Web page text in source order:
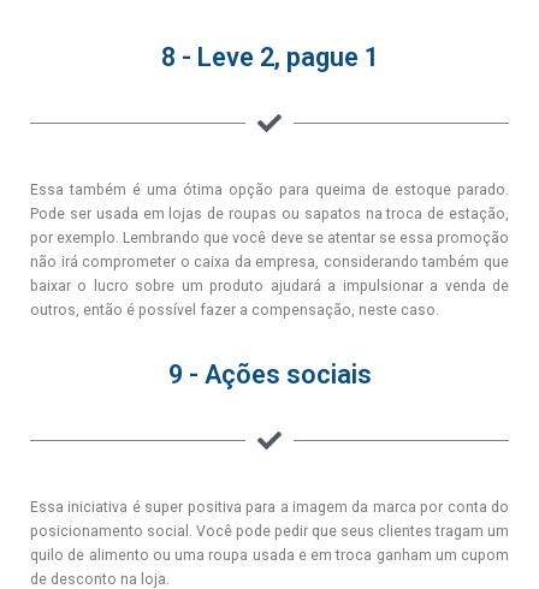
8 - Leve 2, pague 1
Essa também é uma ótima opção para queima de estoque parado.
Pode ser usada em lojas de roupas ou sapatos na troca de estação,
por exemplo. Lembrando que você deve se atentar se essa promoção
não irá comprometer o caixa da empresa, considerando também que
baixar o lucro sobre um produto ajudará a impulsionar a venda de
outros, então é possível fazer a compensação, neste caso.
9 - Ações sociais
Essa iniciativa é super positiva para a imagem da marca por conta do
posicionamento social. Você pode pedir que seus clientes tragam um
quilo de alimento ou uma roupa usada e em troca ganham um cupom
de desconto na loja.